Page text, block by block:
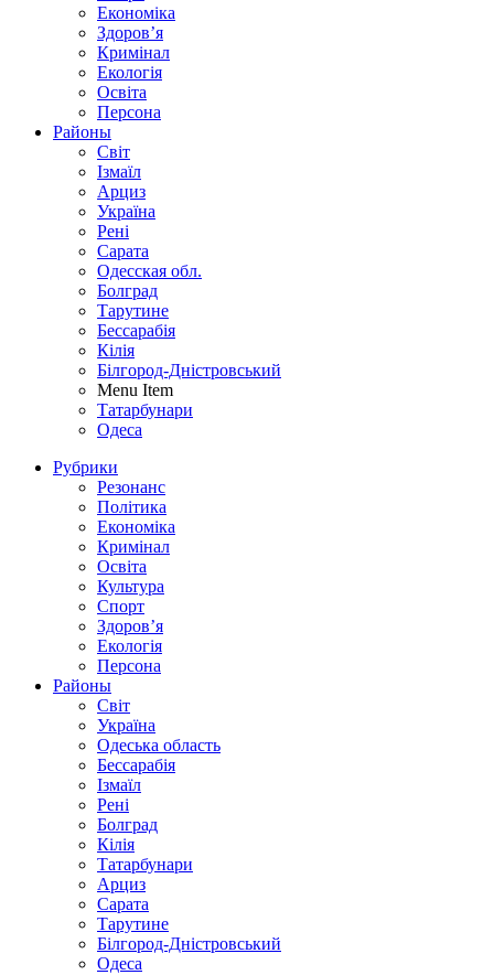
Економіка
Здоров’я
Кримінал
Екологія
Освіта
Персона
Районы
Світ
Ізмаїл
Арциз
Україна
Рені
Сарата
Одесская обл.
Болград
Тарутине
Бессарабія
Кілія
Білгород-Дністровський
Menu Item
Татарбунари
Одеса
Рубрики
Резонанс
Політика
Економіка
Кримінал
Освіта
Культура
Спорт
Здоров’я
Екологія
Персона
Районы
Світ
Україна
Одеська область
Бессарабія
Ізмаїл
Рені
Болград
Кілія
Татарбунари
Арциз
Сарата
Тарутине
Білгород-Дністровський
Одеса